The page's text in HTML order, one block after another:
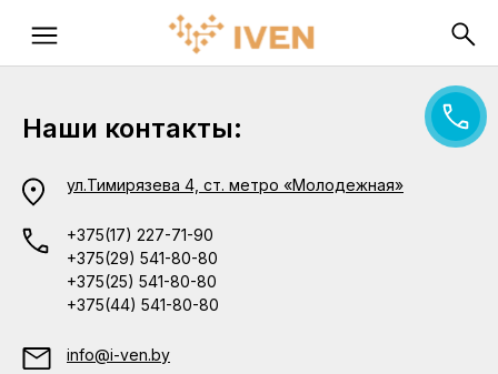
Наши контакты:
ул.Тимирязева 4, ст. метро «Молодежная»
+375(17) 227-71-90
+375(29) 541-80-80
+375(25) 541-80-80
+375(44) 541-80-80
info@i-ven.by